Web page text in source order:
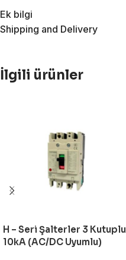
Ek bilgi
Shipping and Delivery
İlgili ürünler
H – Seri Şalterler 3 Kutuplu
10kA (AC/DC Uyumlu)